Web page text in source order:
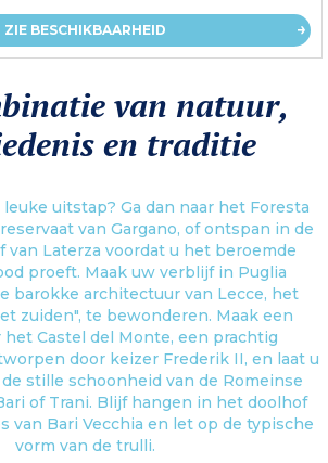
ZIE BESCHIKBAARHEID
van natuur,
en traditie
uitstap? Ga dan naar het Foresta
van Gargano, of ontspan in de
van Laterza voordat u het beroemde
proeft. Maak uw verblijf in Puglia
barokke architectuur van Lecce, het
zuiden", te bewonderen. Maak een
Castel del Monte, een prachtig
door keizer Frederik II, en laat u
stille schoonheid van de Romeinse
of Trani. Blijf hangen in het doolhof
van Bari Vecchia en let op de typische
vorm van de trulli.